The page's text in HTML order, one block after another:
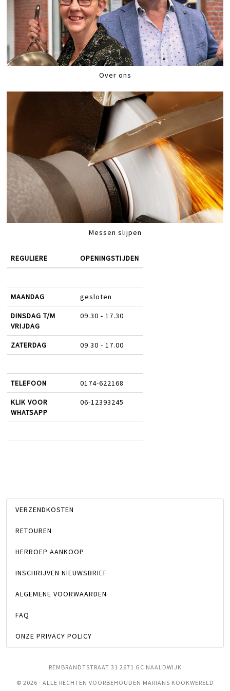
Over ons
Messen slijpen
REGULIERE OPENINGSTIJDEN
MAANDAG gesloten
DINSDAG T/M
VRIJDAG
09.30 - 17.30
ZATERDAG 09.30 - 17.00
TELEFOON 0174-622168
KLIK VOOR
WHATSAPP
06-12393245
VERZENDKOSTEN
RETOUREN
HERROEP AANKOOP
INSCHRIJVEN NIEUWSBRIEF
ALGEMENE VOORWAARDEN
FAQ
ONZE PRIVACY POLICY
REMBRANDTSTRAAT 31 2671 GC NAALDWIJK
© 2026 · ALLE RECHTEN VOORBEHOUDEN MARIANS KOOKWERELD